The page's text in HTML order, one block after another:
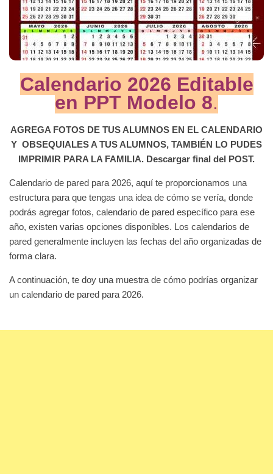
Calendario 2026 Editable
en PPT Modelo 8.
AGREGA FOTOS DE TUS ALUMNOS EN EL CALENDARIO
Y OBSEQUIALES A TUS ALUMNOS, TAMBIÉN LO PUDES
IMPRIMIR PARA LA FAMILIA. Descargar final del POST.
Calendario de pared para 2026, aquí te proporcionamos una
estructura para que tengas una idea de cómo se vería, donde
podrás agregar fotos, calendario de pared específico para ese
año, existen varias opciones disponibles. Los calendarios de
pared generalmente incluyen las fechas del año organizadas de
forma clara.
A continuación, te doy una muestra de cómo podrías organizar
un calendario de pared para 2026.